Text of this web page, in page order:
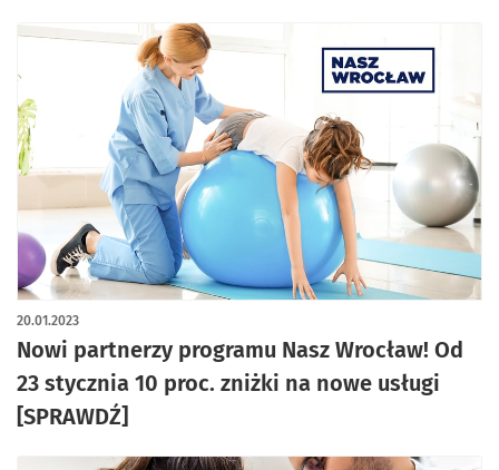
Nowi partnerzy programu Nasz Wrocław! Od
23 stycznia 10 proc. zniżki na nowe usługi
[SPRAWDŹ]
20.01.2023